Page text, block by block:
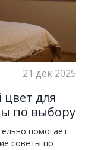
21 дек 2025
для
по выбору
помогает
советы по